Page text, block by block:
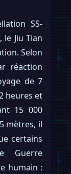
SS-
le Jiu Tian
Selon
réaction
de 7
heures et
15 000
mètres, il
certains
Guerre
humain :